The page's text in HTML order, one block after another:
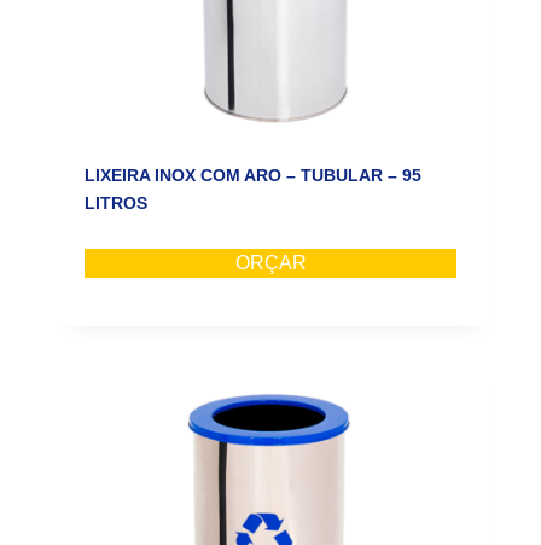
LIXEIRA INOX COM ARO – TUBULAR – 95
LITROS
ORÇAR